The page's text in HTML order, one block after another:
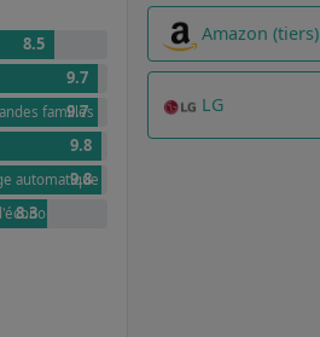
8.5
9.7
familles
9.7
9.8
automatique
9.8
annuel par rapport à G
8.3
Amazon (tiers)
LG